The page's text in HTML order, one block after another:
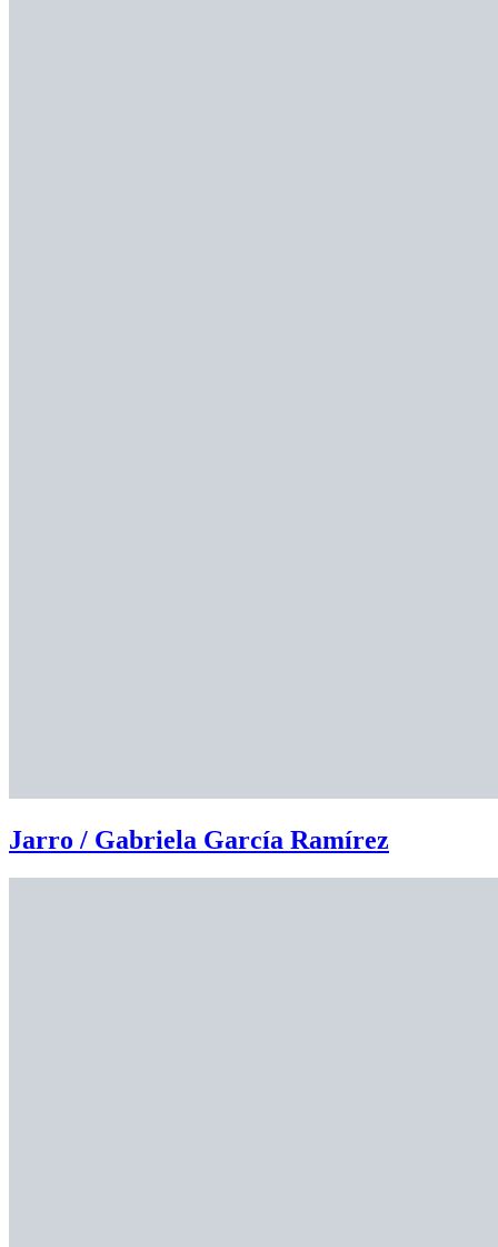
Jarro / Gabriela García Ramírez